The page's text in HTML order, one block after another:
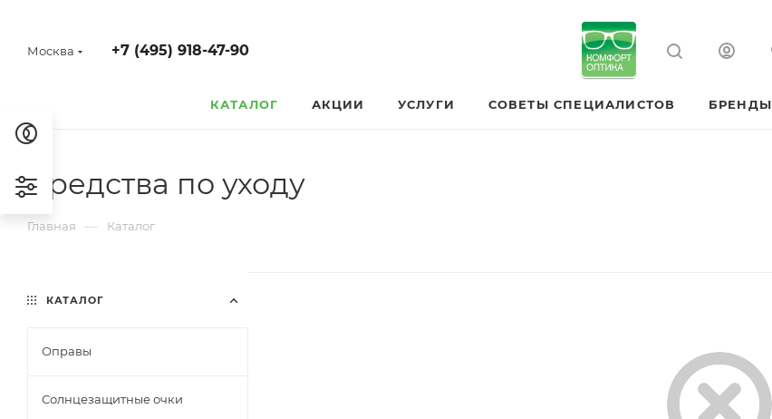
Москва +7 (495) 918-47-90
КАТАЛОГ АКЦИИ УСЛУГИ СОВЕТЫ СПЕЦИАЛИСТОВ БРЕНДЫ
Средства по уходу
Главная — Каталог
КАТАЛОГ
Оправы
Солнцезащитные очки